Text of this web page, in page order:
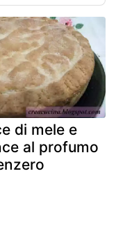
di mele e
al profumo